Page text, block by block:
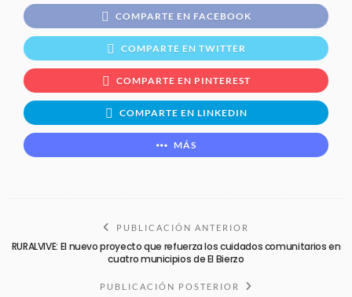
COMPARTE EN FACEBOOK
COMPARTE EN TWITTER
COMPARTE EN PINTEREST
COMPARTE EN LINKEDIN
MÁS
PUBLICACIÓN ANTERIOR
RURALVIVE: El nuevo proyecto que refuerza los cuidados comunitarios en
cuatro municipios de El Bierzo
PUBLICACIÓN POSTERIOR